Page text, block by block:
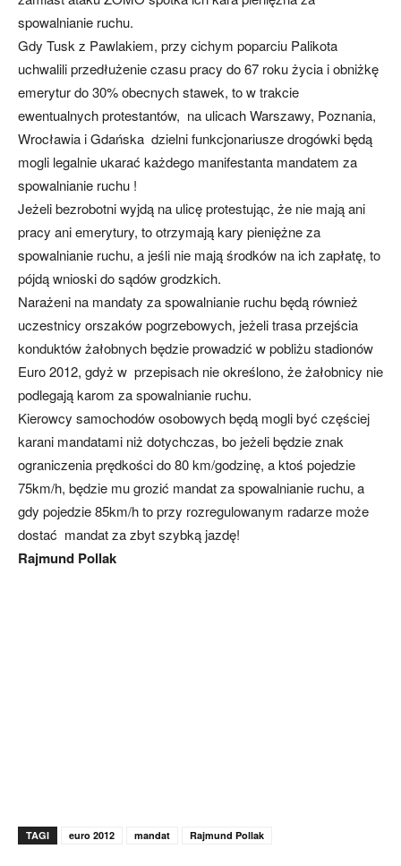
spowalnianie ruchu.
Gdy Tusk z Pawlakiem, przy cichym poparciu Palikota
uchwalili przedłużenie czasu pracy do 67 roku życia i obniżkę
emerytur do 30% obecnych stawek, to w trakcie
ewentualnych protestantów, na ulicach Warszawy, Poznania,
Wrocławia i Gdańska dzielni funkcjonariusze drogówki będą
mogli legalnie ukarać każdego manifestanta mandatem za
spowalnianie ruchu !
Jeżeli bezrobotni wyjdą na ulicę protestując, że nie mają ani
pracy ani emerytury, to otrzymają kary pieniężne za
spowalnianie ruchu, a jeśli nie mają środków na ich zapłatę, to
pójdą wnioski do sądów grodzkich.
Narażeni na mandaty za spowalnianie ruchu będą również
uczestnicy orszaków pogrzebowych, jeżeli trasa przejścia
konduktów żałobnych będzie prowadzić w pobliżu stadionów
Euro 2012, gdyż w przepisach nie określono, że żałobnicy nie
podlegają karom za spowalnianie ruchu.
Kierowcy samochodów osobowych będą mogli być częściej
karani mandatami niż dotychczas, bo jeżeli będzie znak
ograniczenia prędkości do 80 km/godzinę, a ktoś pojedzie
75km/h, będzie mu grozić mandat za spowalnianie ruchu, a
gdy pojedzie 85km/h to przy rozregulowanym radarze może
dostać mandat za zbyt szybką jazdę!
Rajmund Pollak
TAGI euro 2012 mandat Rajmund Pollak